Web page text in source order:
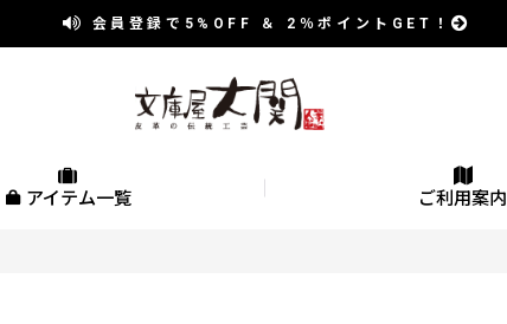
会員登録で 5%OFF ＆ 2％ポイントGET！
アイテム一覧 ご利用案内